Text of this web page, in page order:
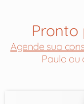
Agende sua
Paulo ou